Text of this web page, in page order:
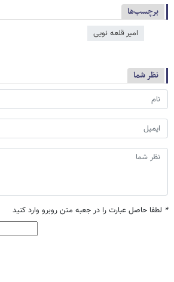
برچسب‌ها
امیر قلعه نویی
نظر شما
* لطفا حاصل عبارت را در جعبه متن روبرو وارد کنید